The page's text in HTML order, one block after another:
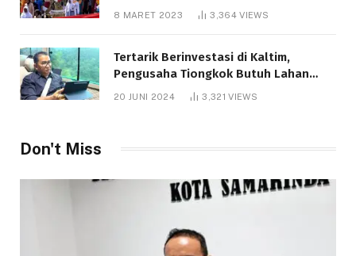
8 MARET 2023 3,364VIEWS
Tertarik Berinvestasi di Kaltim,
Pengusaha Tiongkok Butuh Lahan
1.000 Hektare
20 JUNI 2024 3,321VIEWS
Don't Miss